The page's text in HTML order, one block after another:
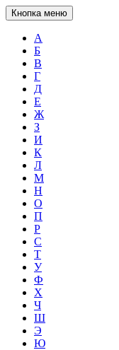
Кнопка меню
А
Б
В
Г
Д
Е
Ж
З
И
К
Л
М
Н
О
П
Р
С
Т
У
Ф
Х
Ч
Ш
Э
Ю